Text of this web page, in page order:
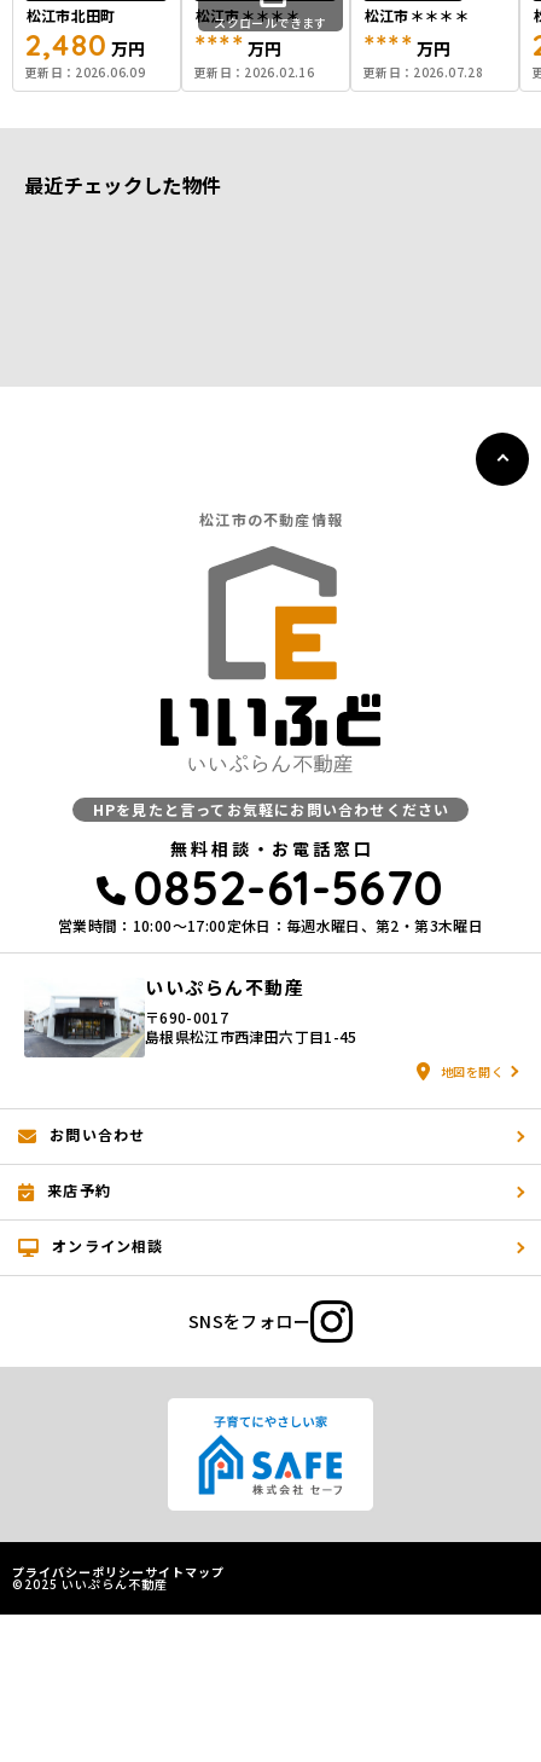
松江市北田町
2,480 万円
更新日： 2026.06.09
松江市＊＊＊＊
**** 万円
更新日： 2026.02.16
松江市＊＊＊＊
**** 万円
更新日： 2026.07.28
スクロールできます
最近チェックした物件
松江市の不動産情報
HPを見たと言ってお気軽にお問い合わせください
無料相談・お電話窓口
0852-61-5670
営業時間：10:00〜17:00定休日：毎週水曜日、第2・第3木曜日
いいぷらん不動産
〒690-0017
島根県松江市西津田六丁目1-45
地図を開く
お問い合わせ
来店予約
オンライン相談
SNSをフォロー
プライバシーポリシー サイトマップ
©2025 いいぷらん不動産